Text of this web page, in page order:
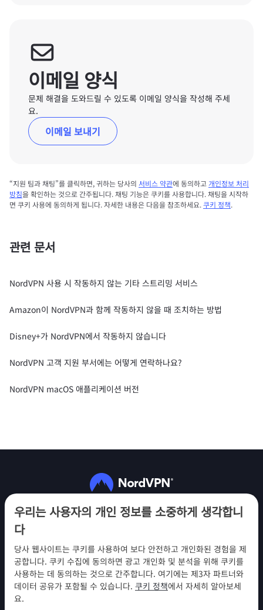
우리는 사용자의 개인 정보를 소중하게 생각합니
다
당사 웹사이트는 쿠키를 사용하여 보다 안전하고 개인화된 경험을 제
공합니다. 쿠키 수집에 동의하면 광고 개인화 및 분석을 위해 쿠키를
사용하는 데 동의하는 것으로 간주합니다. 여기에는 제3자 파트너와
데이터 공유가 포함될 수 있습니다. 쿠키 정책에서 자세히 알아보세
요.
이메일 양식
문제 해결을 도와드릴 수 있도록 이메일 양식을 작성해 주세
요.
이메일 보내기
“지원 팀과 채팅”를 클릭하면, 귀하는 당사의 서비스 약관에 동의하고 개인정보 처리
방침을 확인하는 것으로 간주됩니다. 채팅 기능은 쿠키를 사용합니다. 채팅을 시작하
면 쿠키 사용에 동의하게 됩니다. 자세한 내용은 다음을 참조하세요.쿠키 정책.
관련 문서
NordVPN 사용 시 작동하지 않는 기타 스트리밍 서비스
Amazon이 NordVPN과 함께 작동하지 않을 때 조치하는 방법
Disney+가 NordVPN에서 작동하지 않습니다
NordVPN 고객 지원 부서에는 어떻게 연락하나요?
NordVPN macOS 애플리케이션 버전
NordVPN
참여